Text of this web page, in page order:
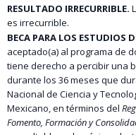
RESULTADO IRRECURRIBLE.
es irrecurrible.
BECA PARA LOS ESTUDIOS
aceptado(a) al programa de
tiene derecho a percibir una
durante los 36 meses que
Nacional de Ciencia y
Mexicano, en términos del
Fomento, Formación y